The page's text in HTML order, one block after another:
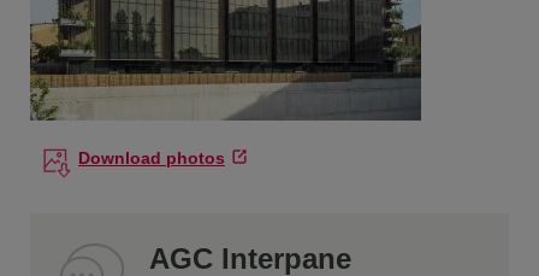
Download photos
AGC Interpane